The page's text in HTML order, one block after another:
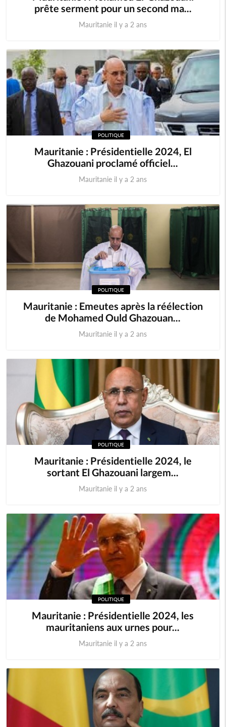
prête serment pour un second ma...
Mauritanie il y a 2 ans
POLITIQUE
Mauritanie : Présidentielle 2024, El
Ghazouani proclamé officiel...
Mauritanie il y a 2 ans
POLITIQUE
Mauritanie : Emeutes après la réélection
de Mohamed Ould Ghazouan...
Mauritanie il y a 2 ans
POLITIQUE
Mauritanie : Présidentielle 2024, le
sortant El Ghazouani largem...
Mauritanie il y a 2 ans
POLITIQUE
Mauritanie : Présidentielle 2024, les
mauritaniens aux urnes pour...
Mauritanie il y a 2 ans